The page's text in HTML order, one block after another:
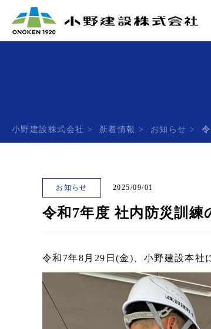
小野建設株式会社 > 新着情報 > お知らせ >
お知らせ 2025/09/01
令和7年度 社内防災訓練
令和7年8月29日(金)、小野建設本社